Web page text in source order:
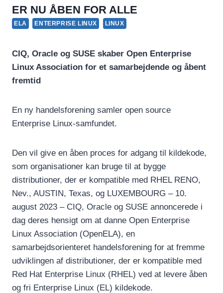
ER NU ÅBEN FOR ALLE
ELA ENTERPRISE LINUX LINUX
CIQ, Oracle og SUSE skaber Open Enterprise
Linux Association for et samarbejdende og åbent
fremtid
En ny handelsforening samler open source
Enterprise Linux-samfundet.
Den vil give en åben proces for adgang til kildekode,
som organisationer kan bruge til at bygge
distributioner, der er kompatible med RHEL RENO,
Nev., AUSTIN, Texas, og LUXEMBOURG – 10.
august 2023 – CIQ, Oracle og SUSE annoncerede i
dag deres hensigt om at danne Open Enterprise
Linux Association (OpenELA), en
samarbejdsorienteret handelsforening for at fremme
udviklingen af distributioner, der er kompatible med
Red Hat Enterprise Linux (RHEL) ved at levere åben
og fri Enterprise Linux (EL) kildekode.